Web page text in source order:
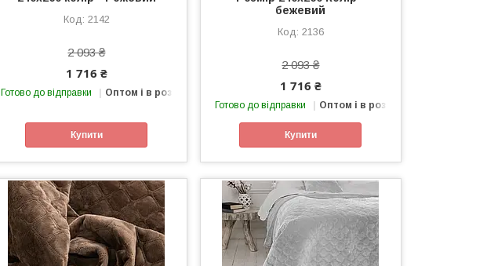
2142
2 093 ₴
1 716 ₴
Готово до відправки Оптом і в роздріб
Купити
бежевий
2136
2 093 ₴
1 716 ₴
Готово до відправки Оптом і в роздріб
Купити